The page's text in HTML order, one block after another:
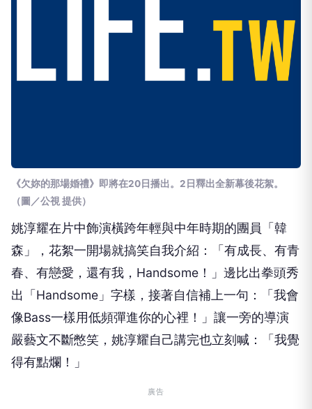
《欠妳的那場婚禮》即將在20日播出。2日釋出全新幕後花絮。
（圖／公視 提供）
姚淳耀在片中飾演橫跨年輕與中年時期的團員「韓
森」，花絮一開場就搞笑自我介紹：「有成長、有青
春、有戀愛，還有我，Handsome！」邊比出拳頭秀
出「Handsome」字樣，接著自信補上一句：「我會
像Bass一樣用低頻彈進你的心裡！」讓一旁的導演
嚴藝文不斷憋笑，姚淳耀自己講完也立刻喊：「我覺
得有點爛！」
廣告